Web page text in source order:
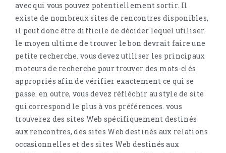
avec qui vous pouvez potentiellement sortir. Il
existe de nombreux sites de rencontres disponibles,
il peut donc être difficile de décider lequel utiliser.
le moyen ultime de trouver le bon devrait faire une
petite recherche. vous devez utiliser les principaux
moteurs de recherche pour trouver des mots-clés
appropriés afin de vérifier exactement ce qui se
passe. en outre, vous devez réfléchir au style de site
qui correspond le plus à vos préférences. vous
trouverez des sites Web spécifiquement destinés
aux rencontres, des sites Web destinés aux relations
occasionnelles et des sites Web destinés aux